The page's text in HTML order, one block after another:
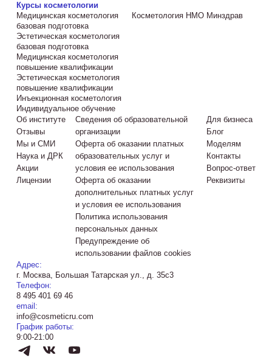
Курсы косметологии
Медицинская косметология
базовая подготовка
Эстетическая косметология
базовая подготовка
Медицинская косметология
повышение квалификации
Эстетическая косметология
повышение квалификации
Инъекционная косметология
Индивидуальное обучение
Косметология НМО Минздрав
Об институте
Отзывы
Мы и СМИ
Наука и ДРК
Акции
Лицензии
Сведения об образовательной
организации
Оферта об оказании платных
образовательных услуг и
условия ее использования
Оферта об оказании
дополнительных платных услуг
и условия ее использования
Политика использования
персональных данных
Предупреждение об
использовании файлов cookies
Для бизнеса
Блог
Моделям
Контакты
Вопрос-ответ
Реквизиты
Адрес:
г. Москва, Большая Татарская ул., д. 35с3
Телефон:
8 495 401 69 46
email:
info@cosmeticru.com
График работы:
9:00-21:00